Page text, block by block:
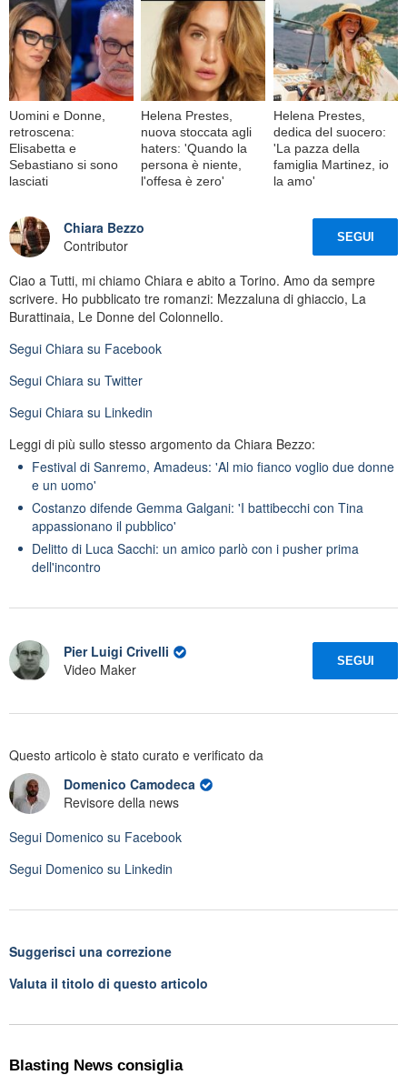
Uomini e Donne,
retroscena:
Elisabetta e
Sebastiano si sono
lasciati
Helena Prestes,
nuova stoccata agli
haters: 'Quando la
persona è niente,
l'offesa è zero'
Helena Prestes,
dedica del suocero:
'La pazza della
famiglia Martinez, io
la amo'
Chiara Bezzo
Contributor
SEGUI
Ciao a Tutti, mi chiamo Chiara e abito a Torino. Amo da sempre
scrivere. Ho pubblicato tre romanzi: Mezzaluna di ghiaccio, La
Burattinaia, Le Donne del Colonnello.
Segui Chiara su Facebook
Segui Chiara su Twitter
Segui Chiara su Linkedin
Leggi di più sullo stesso argomento da Chiara Bezzo:
Festival di Sanremo, Amadeus: 'Al mio fianco voglio due donne
e un uomo'
Costanzo difende Gemma Galgani: 'I battibecchi con Tina
appassionano il pubblico'
Delitto di Luca Sacchi: un amico parlò con i pusher prima
dell'incontro
Pier Luigi Crivelli
Video Maker
SEGUI
Questo articolo è stato curato e verificato da
Domenico Camodeca
Revisore della news
Segui Domenico su Facebook
Segui Domenico su Linkedin
Suggerisci una correzione
Valuta il titolo di questo articolo
Blasting News consiglia